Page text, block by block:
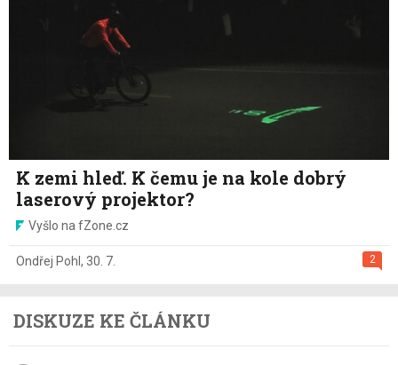
K zemi hleď. K čemu je na kole dobrý
laserový projektor?
Vyšlo na fZone.cz
2
Ondřej Pohl , 30. 7.
DISKUZE KE ČLÁNKU